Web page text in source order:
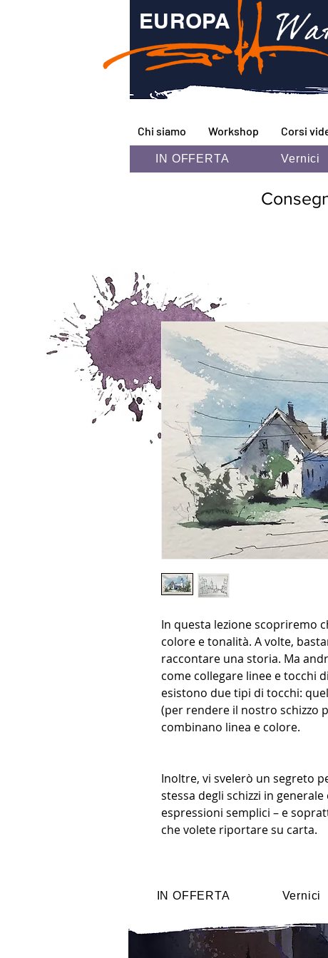
EUROPA
Chi siamo Workshop Corsi
IN OFFERTA Vernici
In questa lezione scopriremo
colore e tonalità. A volte,
raccontare una storia. Ma
come collegare linee e tocchi
esistono due tipi di tocchi:
(per rendere il nostro schizzo
combinano linea e colore.
Inoltre, vi svelerò un segreto
stessa degli schizzi in
espressioni semplici – e
che volete riportare su carta.
IN OFFERTA Vernici